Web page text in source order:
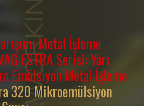
Metal İşleme
ESTRA Serisi: Yarı
Emülsiyon Metal İşleme
320 Mikroemülsiyon